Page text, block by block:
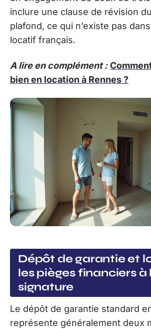
inclure une clause de révision
plafond, ce qui n’existe pas
locatif français.
A lire en complément :
bien en location à Rennes ?
Dépôt de garantie et
les pièges financiers à
signature
Le dépôt de garantie standard
représente généralement deux